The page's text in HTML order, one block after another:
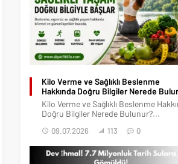
Kilo Verme ve Sağlıklı Beslenme
Hakkında Doğru Bilgiler Nerede
Kilo Verme ve Sağlıklı Beslenme
Doğru Bilgiler Nerede Bulunur?...
09.07.2026 113 0